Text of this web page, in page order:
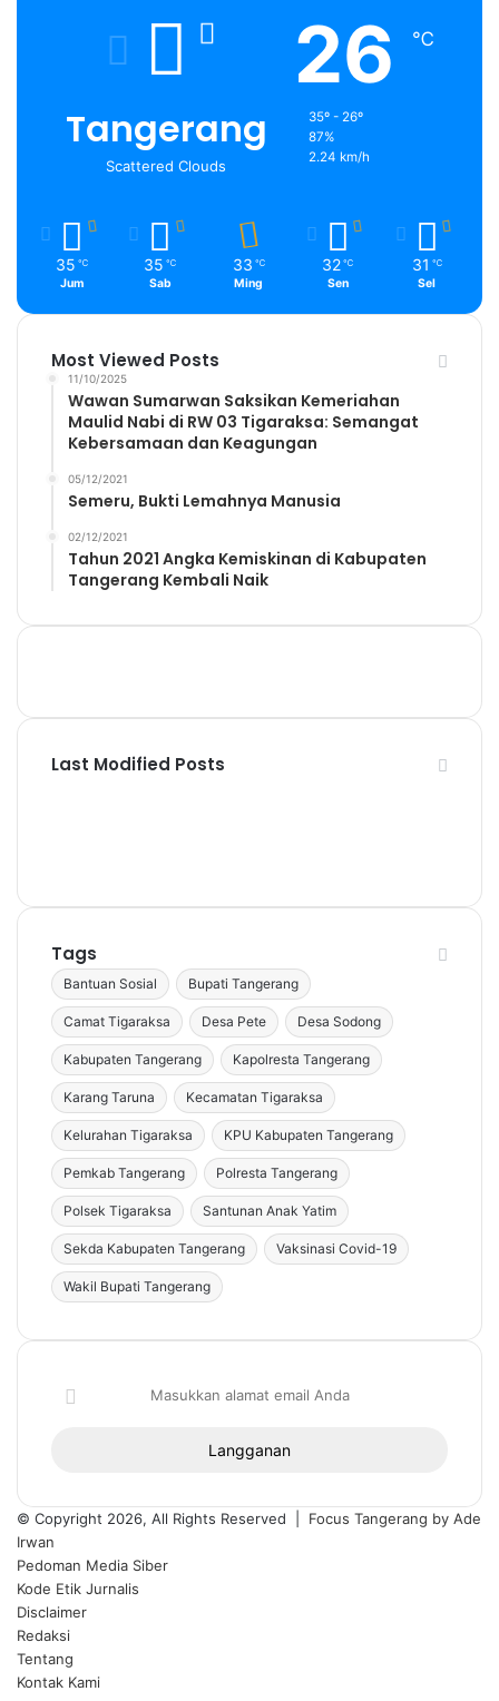
Tangerang
Scattered Clouds
26 ℃
35º - 26º
87%
2.24 km/h
35 ℃
Jum
35 ℃
Sab
33 ℃
Ming
32 ℃
Sen
31 ℃
Sel
Most Viewed Posts
11/10/2025
Wawan Sumarwan Saksikan Kemeriahan
Maulid Nabi di RW 03 Tigaraksa: Semangat
Kebersamaan dan Keagungan
05/12/2021
Semeru, Bukti Lemahnya Manusia
02/12/2021
Tahun 2021 Angka Kemiskinan di Kabupaten
Tangerang Kembali Naik
Last Modified Posts
Tags
Bantuan Sosial Bupati Tangerang
Camat Tigaraksa Desa Pete Desa Sodong
Kabupaten Tangerang Kapolresta Tangerang
Karang Taruna Kecamatan Tigaraksa
Kelurahan Tigaraksa KPU Kabupaten Tangerang
Pemkab Tangerang Polresta Tangerang
Polsek Tigaraksa Santunan Anak Yatim
Sekda Kabupaten Tangerang Vaksinasi Covid-19
Wakil Bupati Tangerang
Masukkan
alamat
© Copyright 2026, All Rights Reserved | Focus Tangerang by Ade
Irwan
Pedoman Media Siber
Kode Etik Jurnalis
Disclaimer
Redaksi
Tentang
Kontak Kami